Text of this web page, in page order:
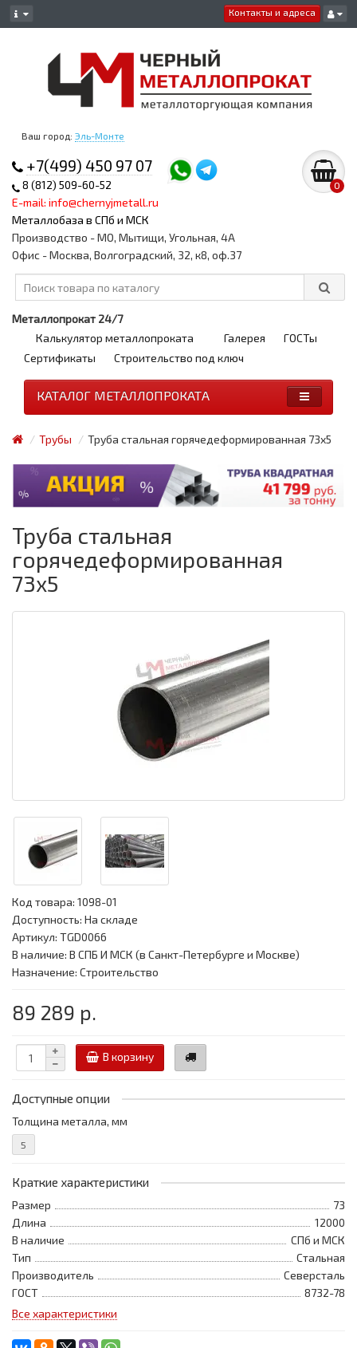
Контакты и адреса
Ваш город: Эль-Монте
+7(499) 450 97 07
8 (812) 509-60-52
E-mail: info@chernyjmetall.ru
Металлобаза в СПб и МСК
0
Производство - МО, Мытищи, Угольная, 4А
Офис - Москва, Волгоградский, 32, к8, оф.37
Металлопрокат 24/7
Калькулятор металлопроката
Галерея
ГОСТы
Сертификаты
Строительство под ключ
КАТАЛОГ МЕТАЛЛОПРОКАТА
Трубы Труба стальная горячедеформированная 73x5
Труба стальная
горячедеформированная
73x5
Код товара: 1098-01
Доступность: На складе
Артикул: TGD0066
В наличие: В СПБ И МСК (в Санкт-Петербурге и Москве)
Назначение: Строительство
89 289 р.
В корзину
Доступные опции
Толщина металла, мм
5
Краткие характеристики
Размер
73
Длина
12000
В наличие
СПб и МСК
Тип
Стальная
Производитель
Северсталь
ГОСТ
8732-78
Все характеристики